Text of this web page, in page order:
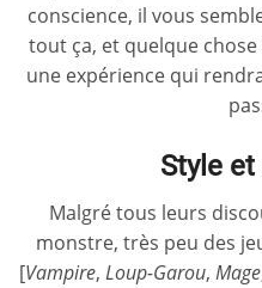
conscience, il vous
tout ça, et quelque
une expérience qui
Style
Malgré tous leurs
monstre, très peu des
[Vampire, Loup-Garou, Mage